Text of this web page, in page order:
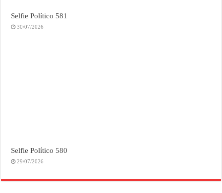
Selfie Político 581
30/07/2026
Selfie Político 580
29/07/2026